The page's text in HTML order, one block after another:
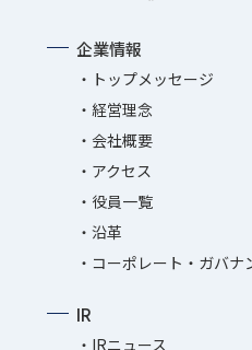
企業情報
トップメッセージ
経営理念
会社概要
アクセス
役員一覧
沿革
コーポレート・ガバナ
IR
IRニュース